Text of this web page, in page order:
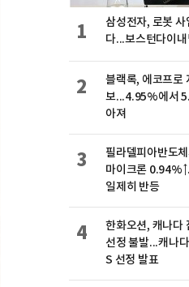
삼성전자, 로봇
다...보스턴다이
1
블랙록, 에코프로
보...4.95%에서
아져
2
필라델피아반도
마이크론
일제히 반등
3
한화오션, 캐나다
선정 불발...캐나
S 선정 발표
4